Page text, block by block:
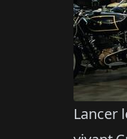
Lancer